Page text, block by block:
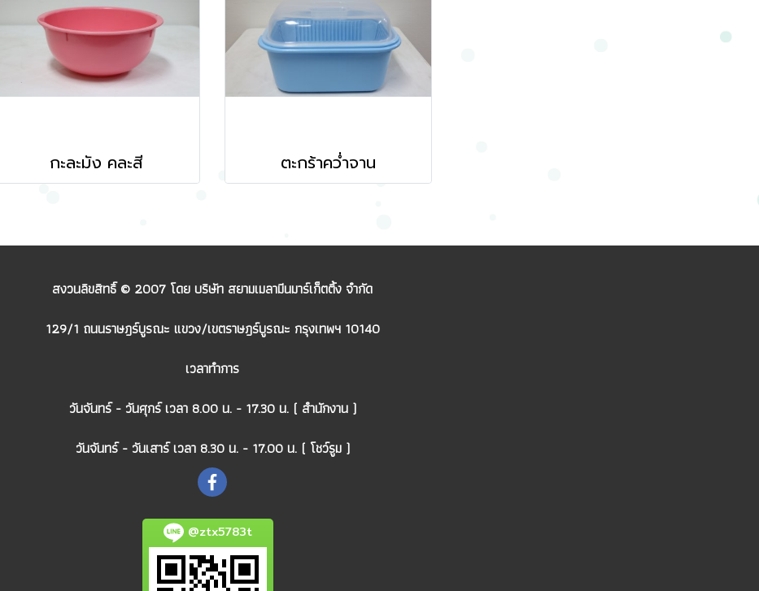
กะละมัง คละสี ตะกร้าคว่ำจาน
สงวนลิขสิทธิ์ © 2007 โดย บริษัท สยามเมลามีนมาร์เก็ตติ้ง จำกัด
129/1 ถนนราษฎร์บูรณะ แขวง/เขตราษฎร์บูรณะ กรุงเทพฯ 10140
เวลาทำการ
วันจันทร์ - วันศุกร์ เวลา 8.00 น. - 17.30 น. ( สำนักงาน )
วันจันทร์ - วันเสาร์ เวลา 8.30 น. - 17.00 น. ( โชว์รูม )
@ztx5783t